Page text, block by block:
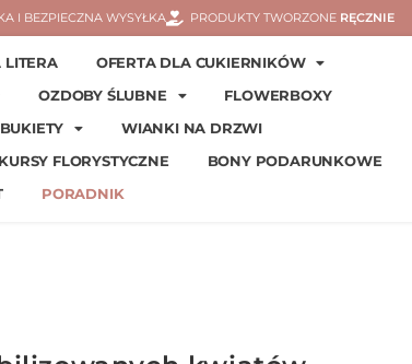
I BEZPIECZNA WYSYŁKA PRODUKTY TWORZONE RĘCZNIE
LITERA
OFERTA DLA CUKIERNIKÓW
OZDOBY ŚLUBNE
FLOWERBOXY
BUKIETY
WIANKI NA DRZWI
KURSY FLORYSTYCZNE
BONY PODARUNKOWE
PORADNIK